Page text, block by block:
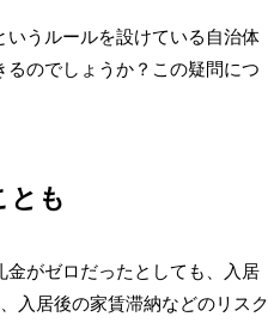
うルールを設けている自治体
のでしょうか？この疑問につ
とも
がゼロだったとしても、入居
入居後の家賃滞納などのリスク